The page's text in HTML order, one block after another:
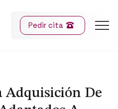
Pedir cita
Adquisición De